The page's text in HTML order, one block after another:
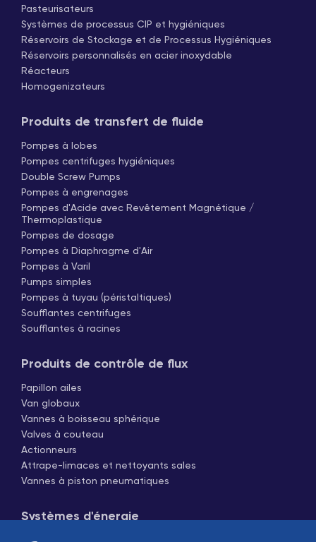
Pasteurisateurs
Systèmes de processus CIP et hygiéniques
Réservoirs de Stockage et de Processus Hygiéniques
Réservoirs personnalisés en acier inoxydable
Réacteurs
Homogenizateurs
Produits de transfert de fluide
Pompes à lobes
Pompes centrifuges hygiéniques
Double Screw Pumps
Pompes à engrenages
Pompes d'Acide avec Revêtement Magnétique /
Thermoplastique
Pompes de dosage
Pompes à Diaphragme d'Air
Pompes à Varil
Pumps simples
Pompes à tuyau (péristaltiques)
Soufflantes centrifuges
Soufflantes à racines
Produits de contrôle de flux
Papillon ailes
Van globaux
Vannes à boisseau sphérique
Valves à couteau
Actionneurs
Attrape-limaces et nettoyants sales
Vannes à piston pneumatiques
Systèmes d'énergie